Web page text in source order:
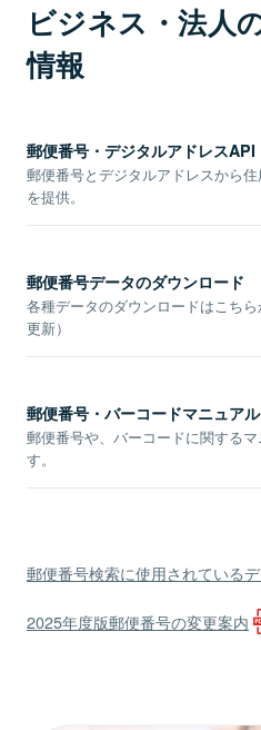
ビジネス・法人
情報
郵便番号・デジタルアドレスAPI
郵便番号とデジタルアドレスから
を提供。
郵便番号データのダウンロード
各種データのダウンロードはこち
更新）
郵便番号・バーコードマニュアル
郵便番号や、バーコードに関する
す。
郵便番号検索に使用されている
2025年度版郵便番号の変更案内